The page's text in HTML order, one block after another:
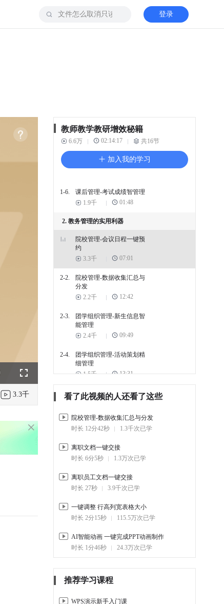
登录
Fullscreen
3.3千
教师教学教研增效秘籍
6.6万 02:14:17 共16节
加入我的学习
1-4.
课中教学-数字化教学方式
3.5千
03:25
1-5.
课后管理-考试答卷智评分
1-6.
课后管理-考试成绩智管理
1.9千
01:48
2. 教务管理的实用利器
院校管理-会议日程一键预
约
3.3千
07:01
2-2.
院校管理-数据收集汇总与
分发
2.2千
12:42
2-3.
团学组织管理-新生信息智
能管理
2.4千
09:49
2-4.
团学组织管理-活动策划精
细管理
1.5千
13:31
2-5.
团学组织管理-物资库存快
速申领
3. 学习生活的贴心助理
3-1.
学习-个人知识库搭建
1.3万
09:06
3-2.
学习-学习时间管理规划
7.6千
13:41
3-3.
生活-精彩的社团生活
1.6千
07:58
3-4.
生活-特种兵旅游规划
4.6千
04:24
2.8千
看了此视频的人还看了这些
院校管理-数据收集汇总与分发
时长 12分42秒
1.3千次已学
离职文档一键交接
时长 6分5秒
1.3万次已学
离职员工文档一键交接
时长 27秒
3.9千次已学
一键调整 行高列宽表格大小
时长 2分15秒
115.5万次已学
AI智能动画 一键完成PPT动画制作
时长 1分46秒
24.3万次已学
推荐学习课程
WPS演示新手入门课